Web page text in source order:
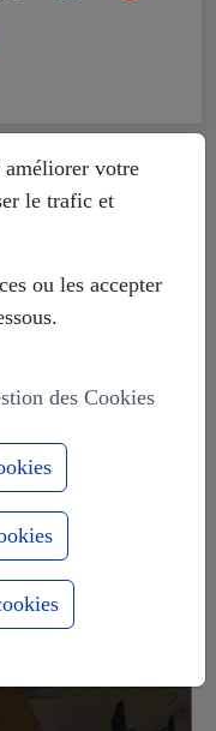
: 1000 ans ensemble
et pour le pire
améliorer votre
le trafic et
ou les accepter
des Cookies